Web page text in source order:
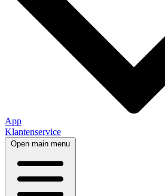
App
Klantenservice
Open main menu